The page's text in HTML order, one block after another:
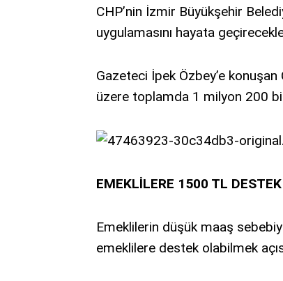
CHP’nin İzmir Büyükşehir
uygulamasını hayata
Gazeteci İpek Özbey’e
üzere toplamda 1 milyon 200
EMEKLİLERE 1500 TL
Emeklilerin düşük maaş
emeklilere destek olabilmek